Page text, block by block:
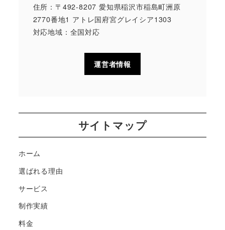
住所：〒492-8207 愛知県稲沢市稲島町洲原
2770番地1 アトレ国府宮グレイシア1303
対応地域：全国対応
運営者情報
サイトマップ
ホーム
選ばれる理由
サービス
制作実績
料金